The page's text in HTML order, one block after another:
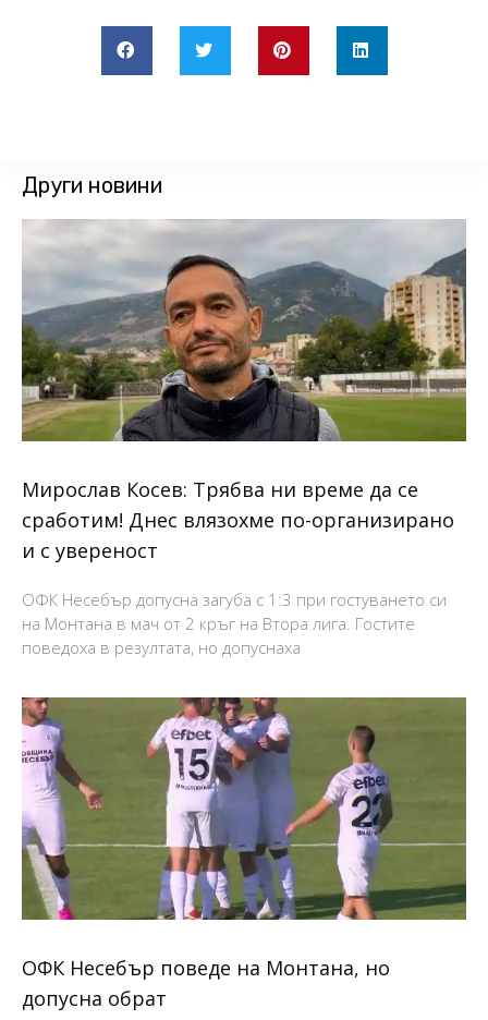
Други новини
Мирослав Косев: Трябва ни време да се
сработим! Днес влязохме по-организирано
и с увереност
ОФК Несебър допусна загуба с 1:3 при гостуването си
на Монтана в мач от 2 кръг на Втора лига. Гостите
поведоха в резултата, но допуснаха
ОФК Несебър поведе на Монтана, но
допусна обрат